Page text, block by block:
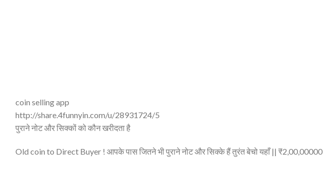
coin selling app
http://share.4funnyin.com/u/28931724/5
पुराने नोट और सिक्कों को कौन खरीदता है
Old coin to Direct Buyer ! आपके पास जितने भी पुराने नोट और सिक्के हैं तुरंत बेचो यहाँ || ₹2,00,00000